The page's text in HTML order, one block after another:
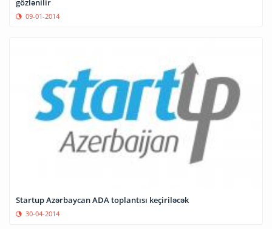
gözlənilir
09-01-2014
Startup Azərbaycan ADA toplantısı keçiriləcək
30-04-2014